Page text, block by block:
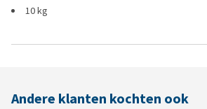
10 kg
Andere klanten kochten ook